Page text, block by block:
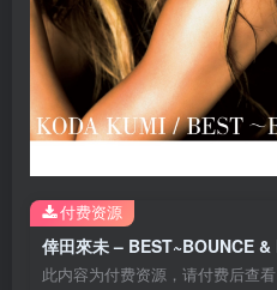
此内容为付费资源，请付费后查看
付费资源